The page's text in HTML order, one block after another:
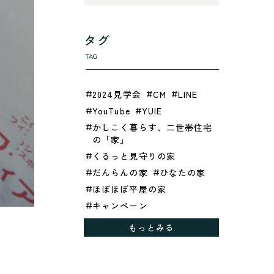
タグ
TAG
2024見学会 CM
LINE
YouTube
YUIE
かしこく暮らす、二世帯住宅
の「家」
くるっと見守りの家
だんらんの家
ひなたの家
ほぼほぼ平屋の家
キャンペーン
グレイッシュでクールな家
シックブラウンで調和する
もっとみる